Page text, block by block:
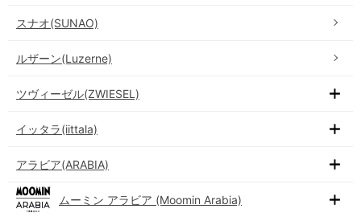
スナオ(SUNAO)
ルザーン(Luzerne)
ツヴィーゼル(ZWIESEL)
イッタラ(iittala)
アラビア(ARABIA)
ムーミン アラビア (Moomin Arabia)